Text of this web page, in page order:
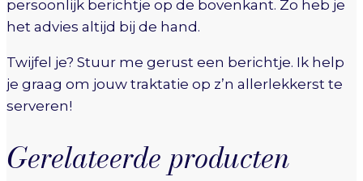
persoonlijk berichtje op de bovenkant. Zo heb je
het advies altijd bij de hand.
Twijfel je? Stuur me gerust een berichtje. Ik help
je graag om jouw traktatie op z’n allerlekkerst te
serveren!
Gerelateerde producten